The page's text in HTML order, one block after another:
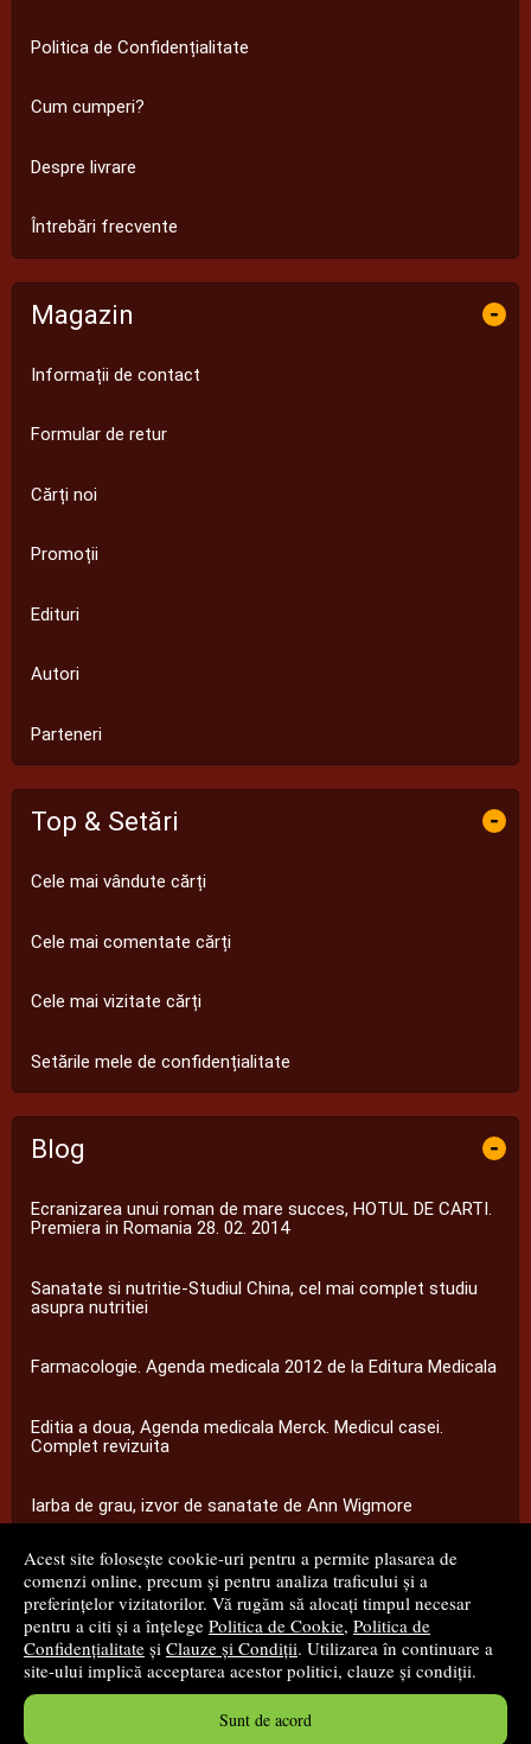
Acest site folosește cookie-uri pentru a permite plasarea de
comenzi online, precum și pentru analiza traficului și a
preferințelor vizitatorilor. Vă rugăm să alocați timpul necesar
pentru a citi și a înțelege Politica de Cookie, Politica de
Confidențialitate și Clauze și Condiții. Utilizarea în continuare a
site-ului implică acceptarea acestor politici, clauze și condiții.
Sunt de acord
Politica de Confidențialitate
Cum cumperi?
Despre livrare
Întrebări frecvente
Magazin -
Informații de contact
Formular de retur
Cărți noi
Promoții
Edituri
Autori
Parteneri
Top & Setări -
Cele mai vândute cărți
Cele mai comentate cărți
Cele mai vizitate cărți
Setările mele de confidențialitate
Blog -
Ecranizarea unui roman de mare succes, HOTUL DE CARTI.
Premiera in Romania 28. 02. 2014
Sanatate si nutritie-Studiul China, cel mai complet studiu
asupra nutritiei
Farmacologie. Agenda medicala 2012 de la Editura Medicala
Editia a doua, Agenda medicala Merck. Medicul casei.
Complet revizuita
Iarba de grau, izvor de sanatate de Ann Wigmore
...toate știrile
© 2008 - 2026S.C. M.G. Net Distribution S.R.L.
Magazin onlinecreat deVital Soft